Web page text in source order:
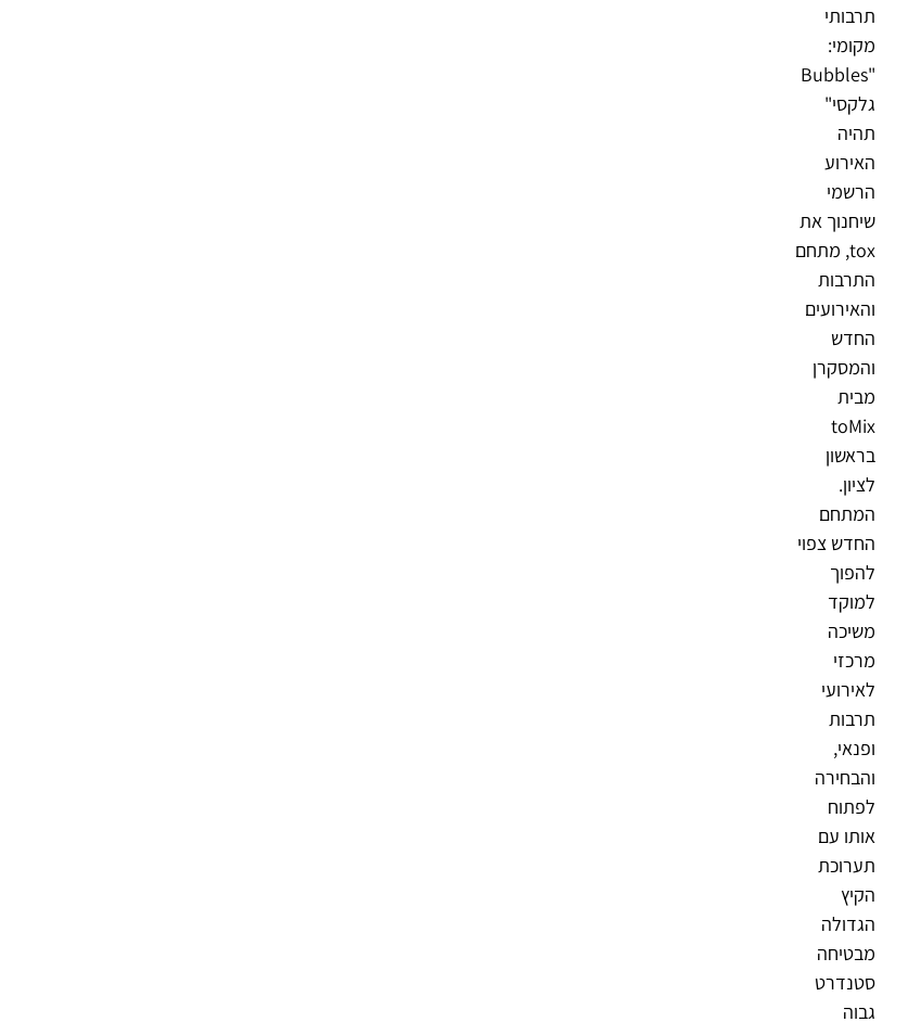
תרבותי
מקומי:
"Bubbles
גלקסי"
תהיה
האירוע
הרשמי
שיחנוך את
tox, מתחם
התרבות
והאירועים
החדש
והמסקרן
מבית
toMix
בראשון
לציון.
המתחם
החדש צפוי
להפוך
למוקד
משיכה
מרכזי
לאירועי
תרבות
ופנאי,
והבחירה
לפתוח
אותו עם
תערוכת
הקיץ
הגדולה
מבטיחה
סטנדרט
גבוה